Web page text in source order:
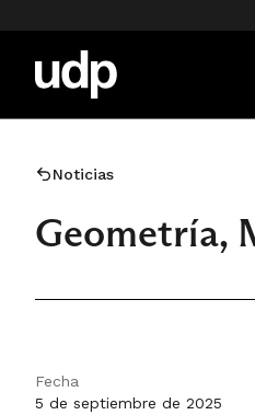
Noticias
Geometría,
Fecha
5 de septiembre de 2025